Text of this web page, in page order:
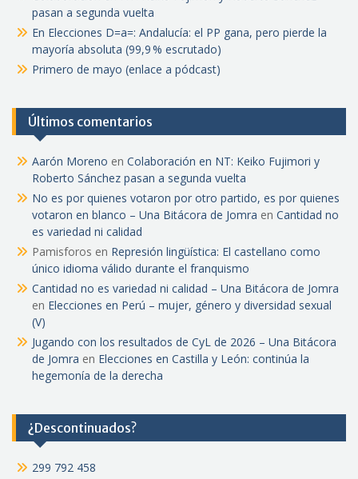
pasan a segunda vuelta
En Elecciones D=a=: Andalucía: el PP gana, pero pierde la
mayoría absoluta (99,9 % escrutado)
Primero de mayo (enlace a pódcast)
Últimos comentarios
Aarón Moreno en Colaboración en NT: Keiko Fujimori y
Roberto Sánchez pasan a segunda vuelta
No es por quienes votaron por otro partido, es por quienes
votaron en blanco – Una Bitácora de Jomra en Cantidad no
es variedad ni calidad
Pamisforos en Represión lingüística: El castellano como
único idioma válido durante el franquismo
Cantidad no es variedad ni calidad – Una Bitácora de Jomra
en Elecciones en Perú – mujer, género y diversidad sexual
(V)
Jugando con los resultados de CyL de 2026 – Una Bitácora
de Jomra en Elecciones en Castilla y León: continúa la
hegemonía de la derecha
¿Descontinuados?
299 792 458